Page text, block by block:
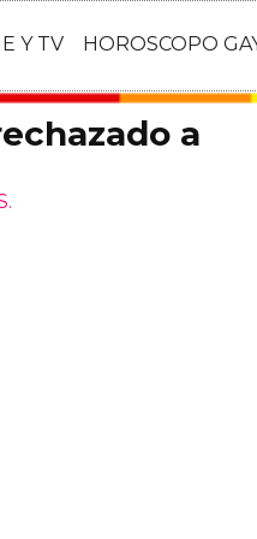
Y TV HOROSCOPO
a